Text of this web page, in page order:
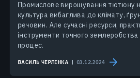
Промислове вирощування тютюну
культура вибаглива до клімату,
речовин. Але сучасні ресурси,
інструменти точного
процес.
ВАСИЛЬ ЧЕРЛІНКА 03.12.2024